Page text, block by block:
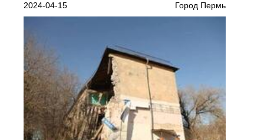
2024-04-15 Город Пермь